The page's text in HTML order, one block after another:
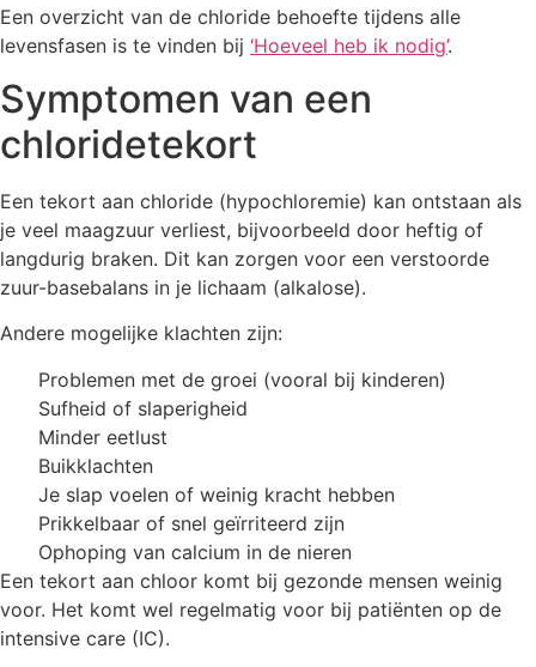
Een overzicht van de chloride behoefte tijdens alle
levensfasen is te vinden bij ‘Hoeveel heb ik nodig’.
Symptomen van een
chloridetekort
Een tekort aan chloride (hypochloremie) kan ontstaan als
je veel maagzuur verliest, bijvoorbeeld door heftig of
langdurig braken. Dit kan zorgen voor een verstoorde
zuur-basebalans in je lichaam (alkalose).
Andere mogelijke klachten zijn:
Problemen met de groei (vooral bij kinderen)
Sufheid of slaperigheid
Minder eetlust
Buikklachten
Je slap voelen of weinig kracht hebben
Prikkelbaar of snel geïrriteerd zijn
Ophoping van calcium in de nieren
Een tekort aan chloor komt bij gezonde mensen weinig
voor. Het komt wel regelmatig voor bij patiënten op de
intensive care (IC).